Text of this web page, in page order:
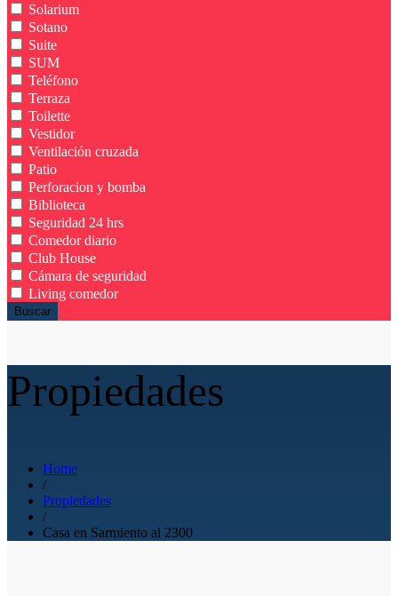
Solarium
Sotano
Suite
SUM
Teléfono
Terraza
Toilette
Vestidor
Ventilación cruzada
Patio
Perforacion y bomba
Biblioteca
Seguridad 24 hrs
Comedor diario
Club House
Cámara de seguridad
Living comedor
Buscar
Propiedades
Home
/
Propiedades
/
Casa en Sarmiento al 2300